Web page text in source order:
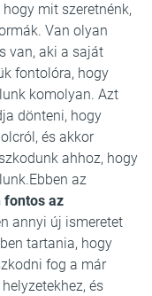
mit szeretnénk,
Van olyan
van, aki a saját
fontolóra, hogy
komolyan. Azt
dönteni, hogy
és akkor
ahhoz, hogy
az
fontos az
annyi új ismeretet
tartania, hogy
fog a már
és